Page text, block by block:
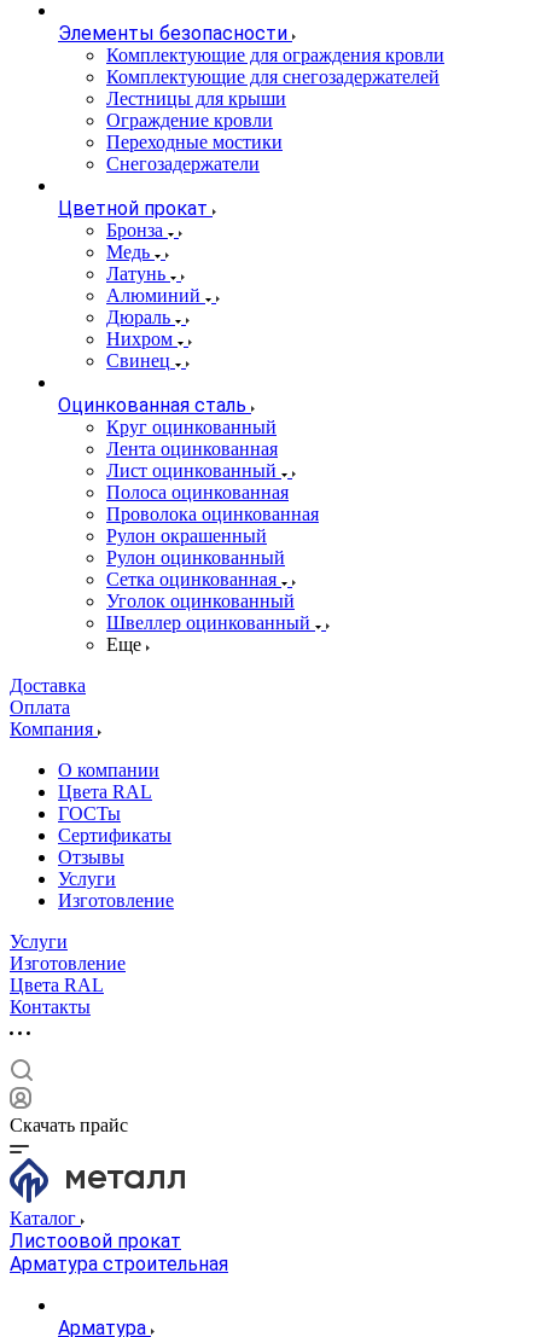
Элементы безопасности
Комплектующие для ограждения кровли
Комплектующие для снегозадержателей
Лестницы для крыши
Ограждение кровли
Переходные мостики
Снегозадержатели
Цветной прокат
Бронза
Медь
Латунь
Алюминий
Дюраль
Нихром
Свинец
Оцинкованная сталь
Круг оцинкованный
Лента оцинкованная
Лист оцинкованный
Полоса оцинкованная
Проволока оцинкованная
Рулон окрашенный
Рулон оцинкованный
Сетка оцинкованная
Уголок оцинкованный
Швеллер оцинкованный
Еще
Доставка
Оплата
Компания
О компании
Цвета RAL
ГОСТы
Сертификаты
Отзывы
Услуги
Изготовление
Услуги
Изготовление
Цвета RAL
Контакты
Скачать прайс
Каталог
Листоовой прокат
Арматура строительная
Арматура